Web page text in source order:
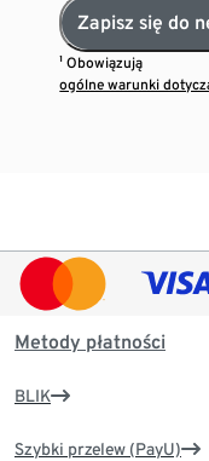
Zapisz się do
¹ Obowiązują
ogólne warunki
Metody płatności
BLIK
Szybki przelew (PayU)